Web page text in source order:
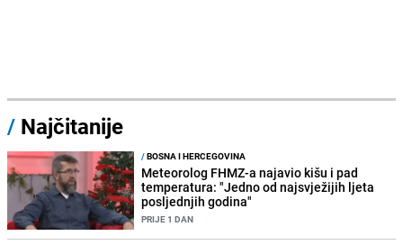
/ Najčitanije
/BOSNA I HERCEGOVINA
Meteorolog FHMZ-a najavio kišu i pad
temperatura: "Jedno od najsvježijih ljeta
posljednjih godina"
PRIJE 1 DAN